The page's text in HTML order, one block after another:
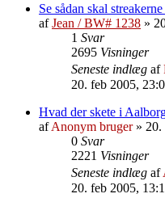
Se sådan skal
afJean / BW# 1238 »
1 Svar
2695 Visninger
Seneste indlæg af
20. feb 2005,
Hvad der skete i
afAnonym bruger» 20.
0 Svar
2221 Visninger
Seneste indlæg af
20. feb 2005,